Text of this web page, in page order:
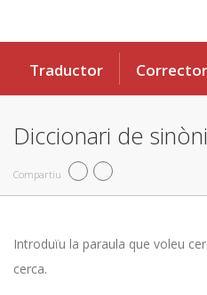
Traductor Corrector
Diccionari de
Compartiu
Introduïu la paraula que voleu
cerca.